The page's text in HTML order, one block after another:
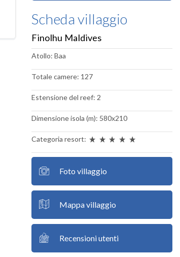
Scheda villaggio
Finolhu Maldives
Atollo: Baa
Totale camere: 127
Estensione del reef: 2
Dimensione isola (m): 580x210
Categoria resort:
Foto villaggio
Mappa villaggio
Recensioni utenti